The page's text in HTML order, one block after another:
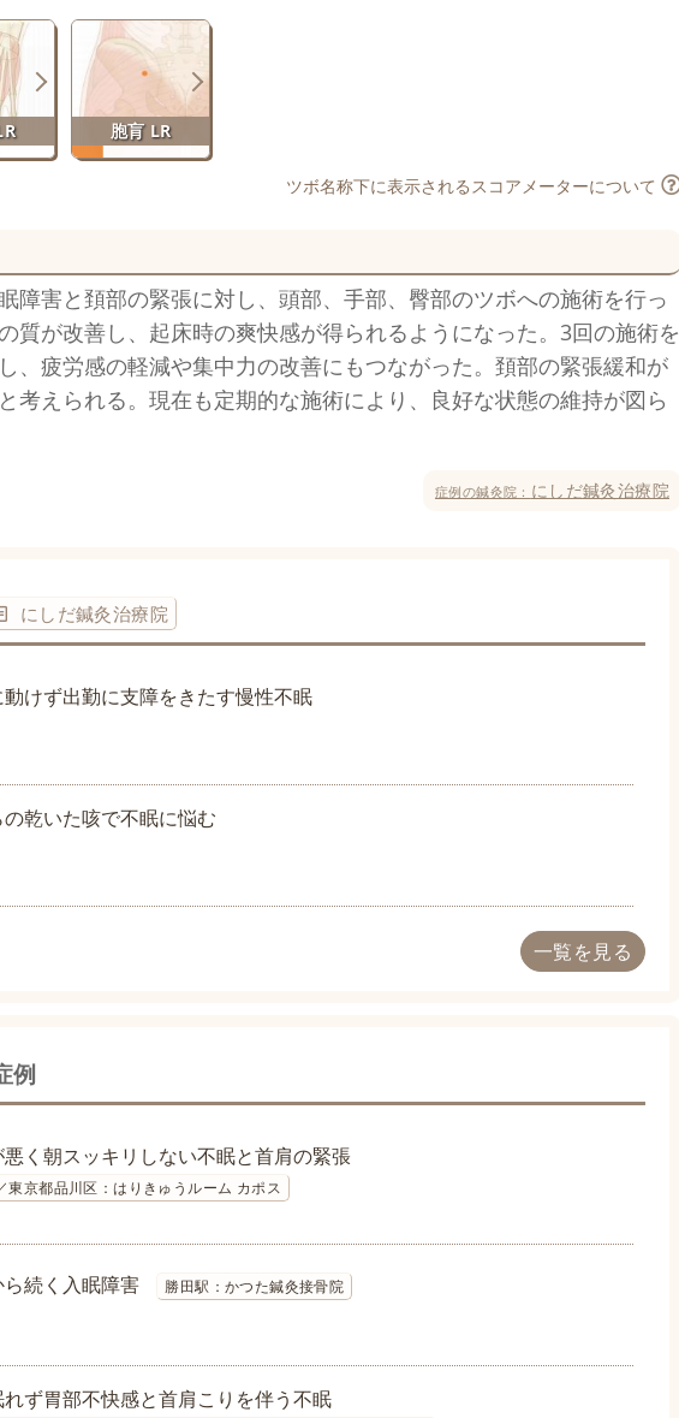
胞肓 LR
ツボ名称下に表示されるスコアメーターについて
障害と頚部の緊張に対し、頭部、手部、臀部のツボへの施術を行っ
質が改善し、起床時の爽快感が得られるようになった。3回の施術を
、疲労感の軽減や集中力の改善にもつながった。頚部の緊張緩和が
考えられる。現在も定期的な施術により、良好な状態の維持が図ら
症例の鍼灸院： にしだ鍼灸治療院
にしだ鍼灸治療院
けず出勤に支障をきたす慢性不眠
乾いた咳で不眠に悩む
一覧を見る
例
く朝スッキリしない不眠と首肩の緊張
東京都品川区：はりきゅうルーム カポス
続く入眠障害 勝田駅：かつた鍼灸接骨院
ず胃部不快感と首肩こりを伴う不眠